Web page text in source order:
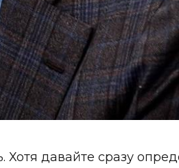
Хотя давайте сразу